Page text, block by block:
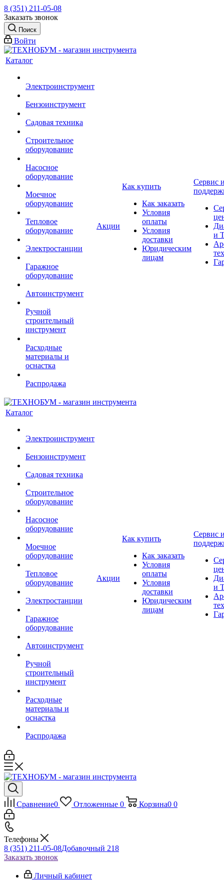
8 (351) 211-05-08
Заказать звонок
Поиск
Войти
Каталог
Электроинструмент
Бензоинструмент
Садовая техника
Строительное
оборудование
Насосное
оборудование
Моечное
оборудование
Тепловое
оборудование
Электростанции
Гаражное
оборудование
Автоинструмент
Ручной
строительный
инструмент
Расходные
материалы и
оснастка
Распродажа
Акции
Как купить
Как заказать
Условия
оплаты
Условия
доставки
Юридическим
лицам
Сервис
и
Каталог
Электроинструмент
Бензоинструмент
Садовая техника
Строительное
оборудование
Насосное
оборудование
Моечное
оборудование
Тепловое
оборудование
Электростанции
Гаражное
оборудование
Автоинструмент
Ручной
строительный
инструмент
Расходные
материалы и
оснастка
Распродажа
Акции
Как купить
Как заказать
Условия
оплаты
Условия
доставки
Юридическим
лицам
Сервис
и
Сравнение0 Отложенные 0 Корзина0 0
Телефоны
8 (351) 211-05-08Добавочный 218
Заказать звонок
Личный кабинет